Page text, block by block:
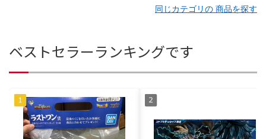
同じカテゴリの 商品を探す
ベストセラーランキングです